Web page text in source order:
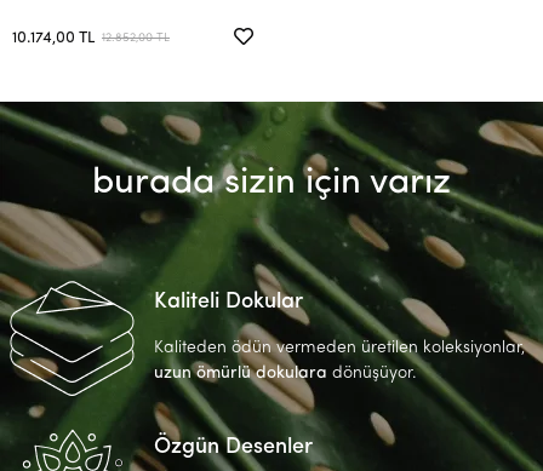
10.174,00 TL 12.852,00 TL
burada sizin için varız
Kaliteli Dokular
Kaliteden ödün vermeden üretilen koleksiyonlar,
uzun ömürlü dokulara dönüşüyor.
Özgün Desenler